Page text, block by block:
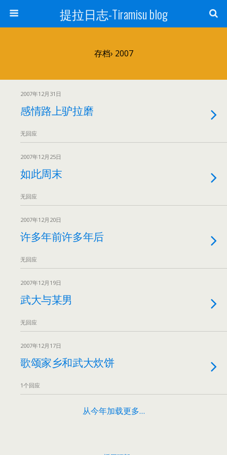
提拉日志-Tiramisu blog
存档› 2007
2007年12月31日
感情路上驴拉磨
无回应
2007年12月25日
如此周末
无回应
2007年12月20日
许多年前许多年后
无回应
2007年12月19日
武大与某男
无回应
2007年12月17日
歌颂家乡和武大炊饼
1个回应
从今年加载更多…